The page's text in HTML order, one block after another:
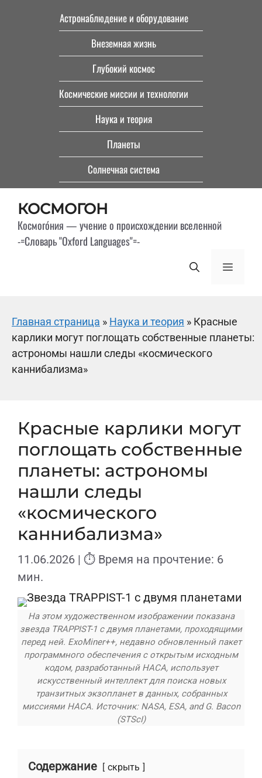
Астронаблюдение и оборудование
Внеземная жизнь
Глубокий космос
Космические миссии и технологии
Наука и теория
Планеты
Солнечная система
КОСМОГОН
Космого́ния — учение о происхождении вселенной
-=Словарь "Oxford Languages"=-
Меню
Главная страница » Наука и теория » Красные
карлики могут поглощать собственные планеты:
астрономы нашли следы «космического
каннибализма»
Красные карлики могут
поглощать собственные
планеты: астрономы
нашли следы
«космического
каннибализма»
11.06.2026 | ⏱ Время на прочтение: 6
мин.
На этом художественном изображении показана
звезда TRAPPIST-1 с двумя планетами, проходящими
перед ней. ExoMiner++, недавно обновленный пакет
программного обеспечения с открытым исходным
кодом, разработанный НАСА, использует
искусственный интеллект для поиска новых
транзитных экзопланет в данных, собранных
миссиями НАСА. Источник: NASA, ESA, and G. Bacon
(STScI)
Содержание скрыть